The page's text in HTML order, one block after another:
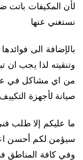
لأن المكيفات باتت
نستغني عنها
بالإضافة الى
وتنقيته لذا يجب ان
من اي مشاكل في
صيانة لأجهزة
ما عليكم إلا طلب
سيؤمن لكم أحسن
وفي كافة المناطق